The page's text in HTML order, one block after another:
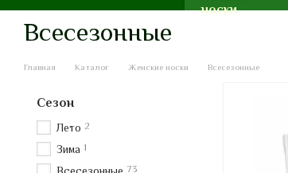
Всесезонные
Главная Каталог Женские носки Всесезонные
Сезон
Лето 2
Зима 1
73